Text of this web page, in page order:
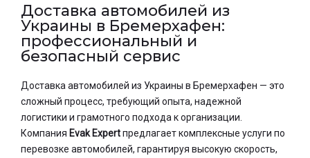
Доставка автомобилей из
Украины в Бремерхафен:
профессиональный и
безопасный сервис
Доставка автомобилей из Украины в Бремерхафен — это
сложный процесс, требующий опыта, надежной
логистики и грамотного подхода к организации.
Компания Evak Expertпредлагает комплексные услуги по
перевозке автомобилей, гарантируя высокую скорость,